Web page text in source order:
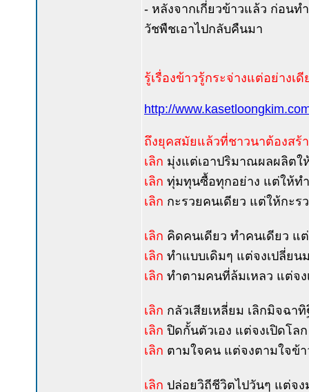
- หลังจากเกี่ยวข้าวแล้ว ก่อน
วัชพืชเอาไปกลับคืนมา
รู้เรื่องข้าวรู้กระจ่างแต่อย่างเ
http://
ถึงยุคสมัยแล้วที่ชาวนาต้องสร้
เลิก มุ่งแต่เอาปริมาณผลผลิต
เลิก ทุ่มทุนซื้อทุกอย่าง แต่ให้ท
เลิก กะรวยคนเดียว แต่ให้กะ
เลิก คิดคนเดียว ทำคนเดียว แ
เลิก ทำแบบเดิมๆ แต่จงเปลี่ย
เลิก ทำตามคนที่ล้มเหลว แต่จ
เลิก กลัวเสียเหลี่ยม เลิกมิจฉา
เลิก ปิดกั้นตัวเอง แต่จงเปิดโล
เลิก ตามใจคน แต่จงตามใจข้า
เลิก ปล่อยวิถีชีวิตไปวันๆ แต่จ